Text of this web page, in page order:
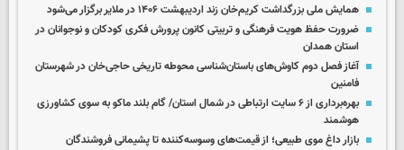
همایش ملی بزرگداشت کریم‌خان زند اردیبهشت ۱۴۰۶ در ملایر برگزار می‌شود
ضرورت حفظ هویت فرهنگی و تربیتی کانون پرورش فکری کودکان و نوجوانان در
استان همدان
آغاز فصل دوم کاوش‌های باستان‌شناسی محوطه تاریخی حاجی‌خان در شهرستان
فامنین
بهره‌برداری از ۶ سایت ارتباطی در شمال استان/ گام بلند ماکو به سوی کشاورزی
هوشمند
بازار داغ موی طبیعی؛ از قیمت‌های وسوسه‌کننده تا پشیمانی فروشندگان